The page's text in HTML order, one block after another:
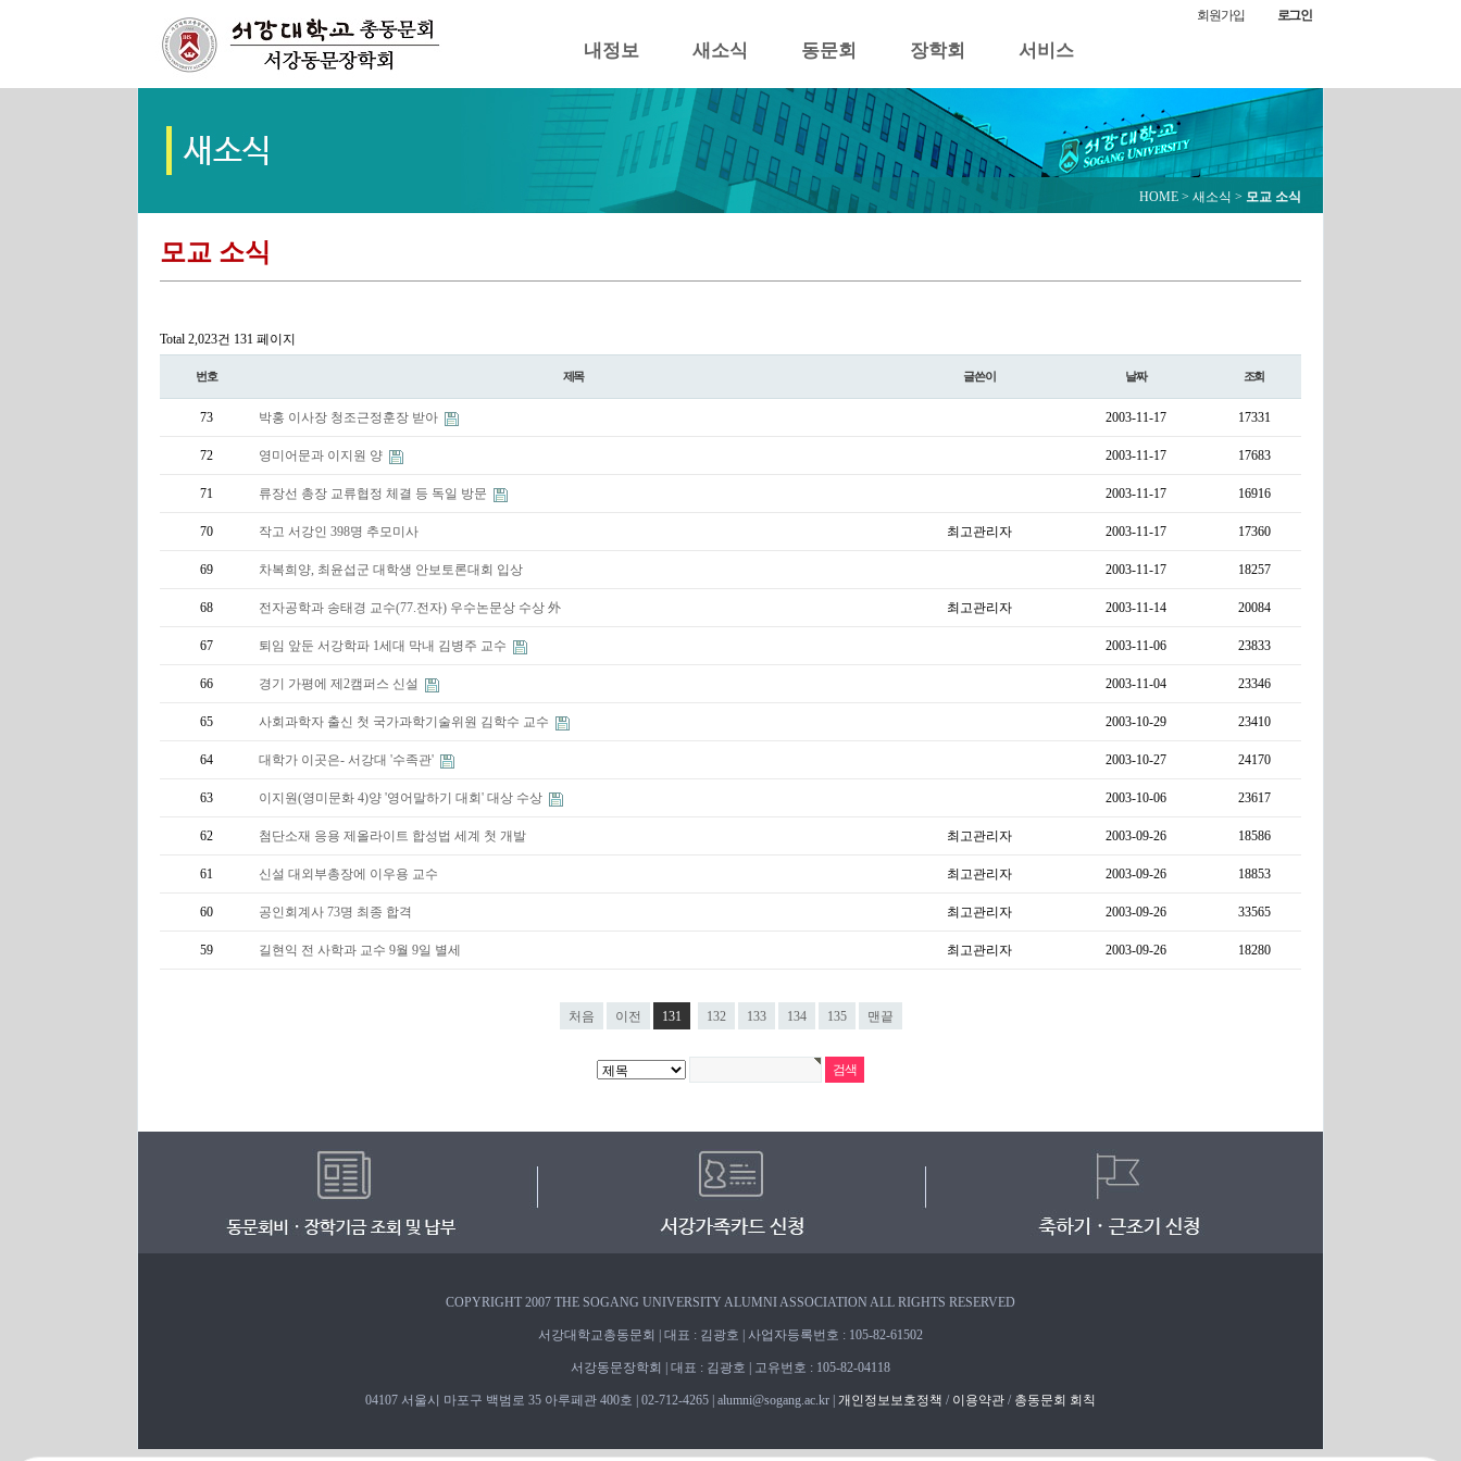
내정보 새소식 동문회 장학회 서비스
회원가입 로그인
HOME > 새소식 > 모교 소식
모교 소식
Total 2,023건 131 페이지
번호 제목 글쓴이 날짜 조회
73 박홍 이사장 청조근정훈장 받아 2003-11-17 17331
72 영미어문과 이지원 양 2003-11-17 17683
71 류장선 총장 교류협정 체결 등 독일 방문 2003-11-17 16916
70 작고 서강인 398명 추모미사 최고관리자 2003-11-17 17360
69 차복희양, 최윤섭군 대학생 안보토론대회 입상 2003-11-17 18257
68 전자공학과 송태경 교수(77.전자) 우수논문상 수상 外 최고관리자 2003-11-14 20084
67 퇴임 앞둔 서강학파 1세대 막내 김병주 교수 2003-11-06 23833
66 경기 가평에 제2캠퍼스 신설 2003-11-04 23346
65 사회과학자 출신 첫 국가과학기술위원 김학수 교수 2003-10-29 23410
64 대학가 이곳은- 서강대 '수족관' 2003-10-27 24170
63 이지원(영미문화 4)양 '영어말하기 대회' 대상 수상 2003-10-06 23617
62 첨단소재 응용 제올라이트 합성법 세계 첫 개발 최고관리자 2003-09-26 18586
61 신설 대외부총장에 이우용 교수 최고관리자 2003-09-26 18853
60 공인회계사 73명 최종 합격 최고관리자 2003-09-26 33565
59 길현익 전 사학과 교수 9월 9일 별세 최고관리자 2003-09-26 18280
처음 이전 131 132 133 134 135 맨끝
COPYRIGHT 2007 THE SOGANG UNIVERSITY ALUMNI ASSOCIATION ALL RIGHTS RESERVED
서강대학교총동문회 | 대표 : 김광호 | 사업자등록번호 : 105-82-61502
서강동문장학회 | 대표 : 김광호 | 고유번호 : 105-82-04118
04107 서울시 마포구 백범로 35 아루페관 400호 | 02-712-4265 | alumni@sogang.ac.kr | 개인정보보호정책 / 이용약관 / 총동문회 회칙